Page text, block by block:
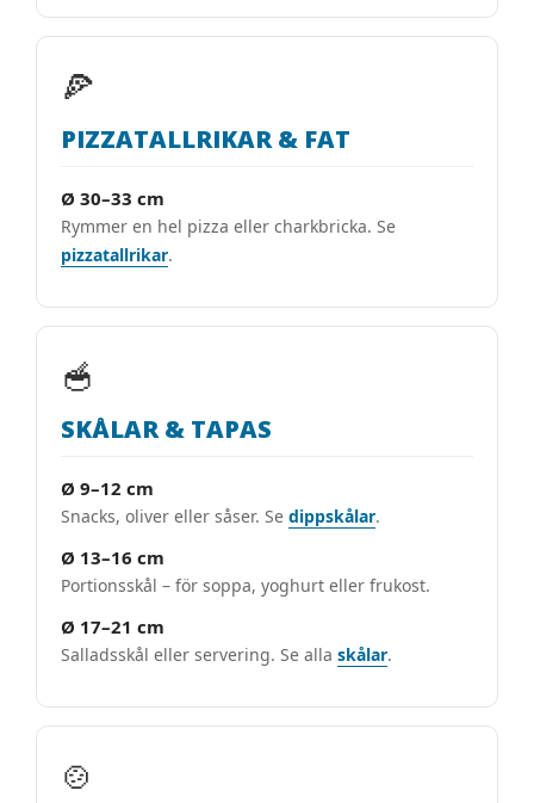
🍕
PIZZATALLRIKAR & FAT
Ø 30–33 cm
Rymmer en hel pizza eller charkbricka. Se
pizzatallrikar.
🥣
SKÅLAR & TAPAS
Ø 9–12 cm
Snacks, oliver eller såser. Se dippskålar.
Ø 13–16 cm
Portionsskål – för soppa, yoghurt eller frukost.
Ø 17–21 cm
Salladsskål eller servering. Se alla skålar.
🍲